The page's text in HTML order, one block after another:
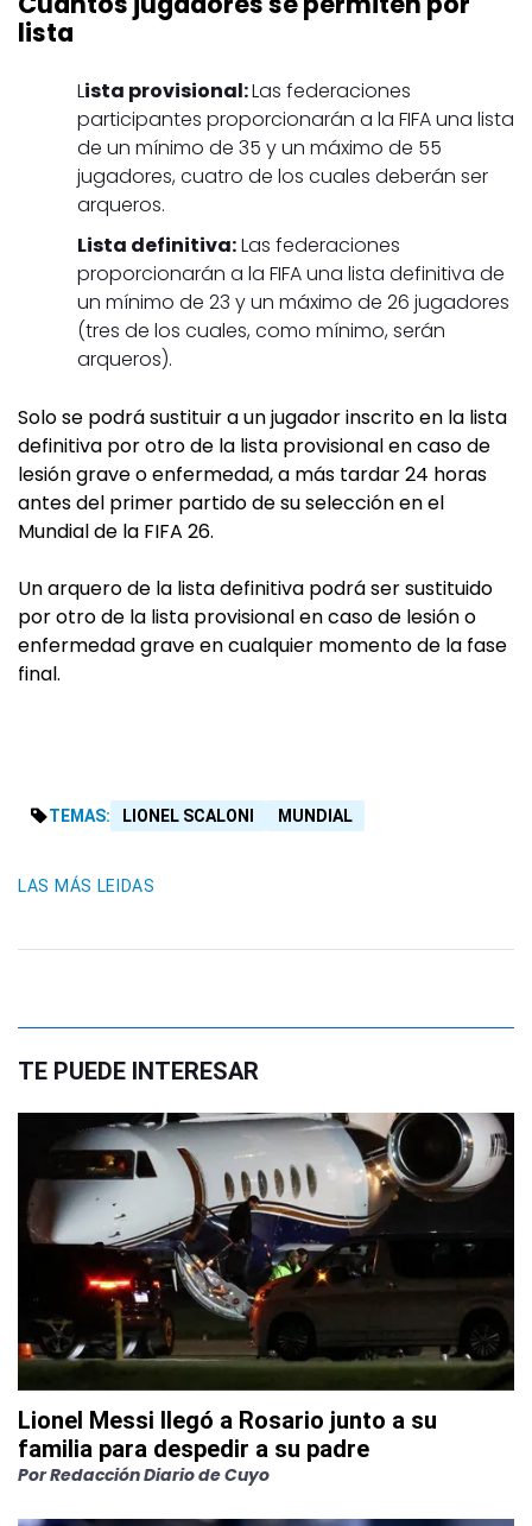
lista
Lista provisional:Las federaciones
participantes proporcionarán a la FIFA una lista
de un mínimo de 35 y un máximo de 55
jugadores, cuatro de los cuales deberán ser
arqueros.
Lista definitiva:Las federaciones
proporcionarán a la FIFA una lista definitiva de
un mínimo de 23 y un máximo de 26 jugadores
(tres de los cuales, como mínimo, serán
arqueros).
Solo se podrá sustituir a un jugador inscrito en la lista
definitiva por otro de la lista provisional en caso de
lesión grave o enfermedad, a más tardar 24 horas
antes del primer partido de su selección en el
Mundial de la FIFA 26.
Un arquero de la lista definitiva podrá ser sustituido
por otro de la lista provisional en caso de lesión o
enfermedad grave en cualquier momento de la fase
final.
TEMAS: LIONEL SCALONI MUNDIAL
LAS MÁS LEIDAS
TE PUEDE INTERESAR
Lionel Messi llegó a Rosario junto a su
familia para despedir a su padre
PorRedacción Diario de Cuyo